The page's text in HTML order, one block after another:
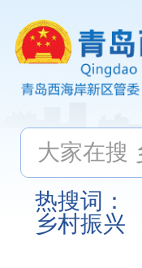
热搜词：
乡村振兴